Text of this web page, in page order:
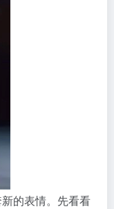
的表情。先看看